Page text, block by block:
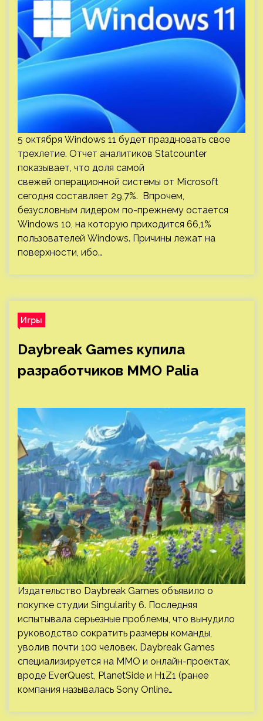
5 октября Windows 11 будет праздновать свое
трехлетие. Отчет аналитиков Statcounter
показывает, что доля самой
свежей операционной системы от Microsoft
сегодня составляет 29,7%. Впрочем,
безусловным лидером по-прежнему остается
Windows 10, на которую приходится 66,1%
пользователей Windows. Причины лежат на
поверхности, ибо…
Игры
Daybreak Games купила
разработчиков ММО Palia
Издательство Daybreak Games объявило о
покупке студии Singularity 6. Последняя
испытывала серьезные проблемы, что вынудило
руководство сократить размеры команды,
уволив почти 100 человек. Daybreak Games
специализируется на ММО и онлайн-проектах,
вроде EverQuest, PlanetSide и H1Z1 (ранее
компания называлась Sony Online…